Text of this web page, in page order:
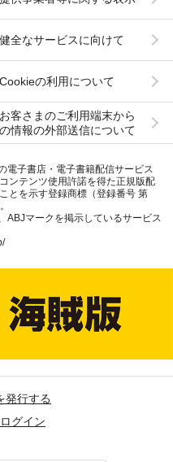
健全なサービスに向けて
Cookieの利用について
お客さまのご利用端末から
の情報の外部送信について
電子書店・電子書籍配信サービス
ンテンツ使用許諾を得た正規版配
とを示す登録商標（登録番号 第
ABJマークを掲示しているサービス
発行する
グイン